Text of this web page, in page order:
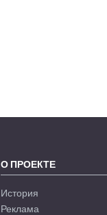
О ПРОЕКТЕ
История
Реклама